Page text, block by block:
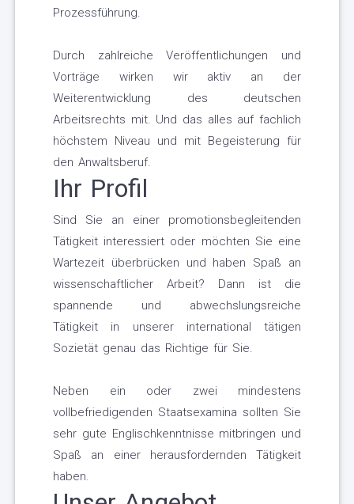
Prozessführung.
Durch zahlreiche Veröffentlichungen und
Vorträge wirken wir aktiv an der
Weiterentwicklung des deutschen
Arbeitsrechts mit. Und das alles auf fachlich
höchstem Niveau und mit Begeisterung für
den Anwaltsberuf.
Ihr Profil
Sind Sie an einer promotionsbegleitenden
Tätigkeit interessiert oder möchten Sie eine
Wartezeit überbrücken und haben Spaß an
wissenschaftlicher Arbeit? Dann ist die
spannende und abwechslungsreiche
Tätigkeit in unserer international tätigen
Sozietät genau das Richtige für Sie.
Neben ein oder zwei mindestens
vollbefriedigenden Staatsexamina sollten Sie
sehr gute Englischkenntnisse mitbringen und
Spaß an einer herausfordernden Tätigkeit
haben.